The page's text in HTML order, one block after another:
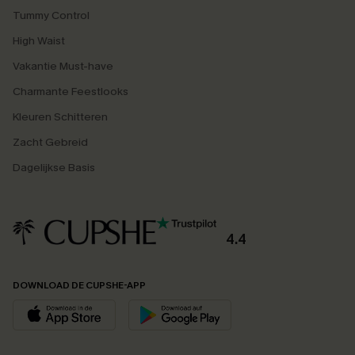
Tummy Control
High Waist
Vakantie Must-have
Charmante Feestlooks
Kleuren Schitteren
Zacht Gebreid
Dagelijkse Basis
4.4
DOWNLOAD DE CUPSHE-APP